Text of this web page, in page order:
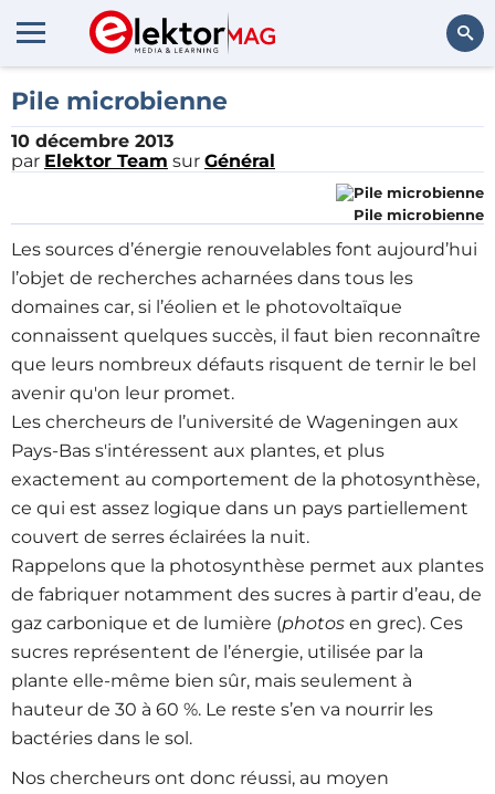
Pile microbienne
10 décembre 2013
par Elektor Team sur Général
Pile microbienne
Les sources d’énergie renouvelables font aujourd’hui
l’objet de recherches acharnées dans tous les
domaines car, si l’éolien et le photovoltaïque
connaissent quelques succès, il faut bien reconnaître
que leurs nombreux défauts risquent de ternir le bel
avenir qu'on leur promet.
Les chercheurs de l’université de Wageningen aux
Pays-Bas s'intéressent aux plantes, et plus
exactement au comportement de la photosynthèse,
ce qui est assez logique dans un pays partiellement
couvert de serres éclairées la nuit.
Rappelons que la photosynthèse permet aux plantes
de fabriquer notamment des sucres à partir d’eau, de
gaz carbonique et de lumière (photos en grec). Ces
sucres représentent de l’énergie, utilisée par la
plante elle-même bien sûr, mais seulement à
hauteur de 30 à 60 %. Le reste s’en va nourrir les
bactéries dans le sol.
Nos chercheurs ont donc réussi, au moyen